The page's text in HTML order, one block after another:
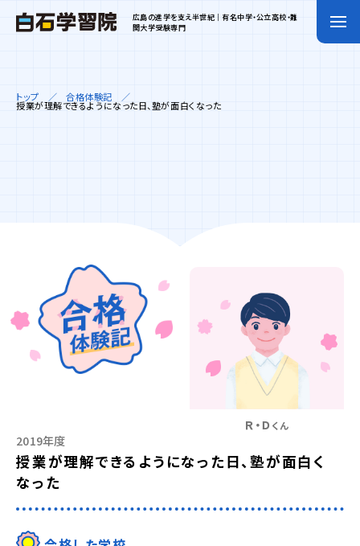
広島の進学を支え半世紀｜有名中学・公立高校・難
関大学受験専門
トップ 合格体験記
授業が理解できるようになった日、塾が面白くなった
Ｒ・Ｄ くん
2019年度
授業が理解できるようになった日、塾が面白く
なった